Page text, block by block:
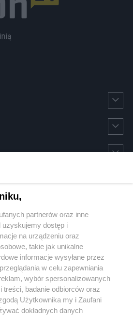
Instagram Youtube
partnerów oraz inne
uzyskujemy dostęp i
na urządzeniu oraz
takie jak unikalne
informacje wysyłane przez
w celu zapewniania
wybór spersonalizowanych
treści, badanie odbiorców oraz
Użytkownika my i Zaufani
dokładnych danych